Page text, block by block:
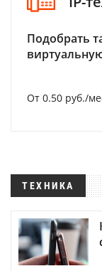
Подобрать
От 0.50 руб./
ТЕХНИКА